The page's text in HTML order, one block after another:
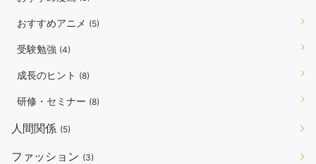
おすすめアニメ (5)
受験勉強 (4)
成長のヒント (8)
研修・セミナー (8)
人間関係 (5)
ファッション (3)